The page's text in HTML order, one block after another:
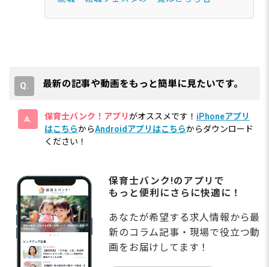
最新の記事や動画をもっと簡単に見たいです。
保育士バンク！アプリがオススメです！ iPhoneアプリ
はこちらからAndroidアプリはこちらからダウンロード
ください！
保育士バンク!のアプリで
もっと便利にさらに快適に！
あなたが希望する求人情報から最
新のコラム記事・現場で役立つ動
画をお届けしてます！